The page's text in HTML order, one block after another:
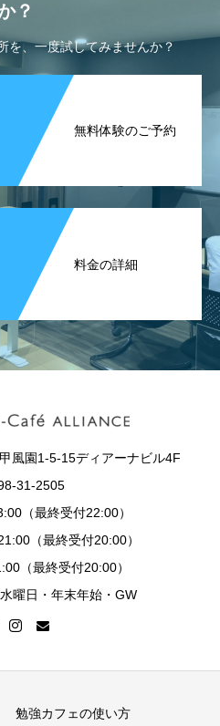
？
を、一度試してみませんか？
無料体験のご予約
料金の詳細
風園1-5-15ディアーナビル4F
31-2505
（最終受付22:00）
（最終受付20:00）
（最終受付20:00）
曜日・年末年始・GW
勉強カフェの使い方